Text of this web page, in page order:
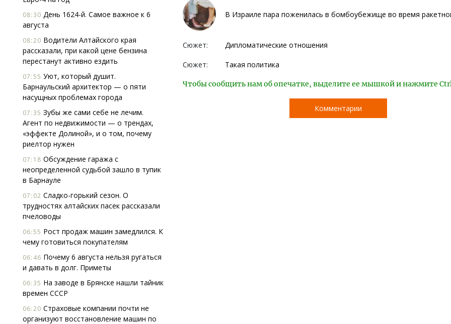
08:30 День 1624-й. Самое важное к 6
августа
08:20 Водители Алтайского края
рассказали, при какой цене бензина
перестанут активно ездить
07:55 Уют, который душит.
Барнаульский архитектор — о пяти
насущных проблемах города
07:35 Зубы же сами себе не лечим.
Агент по недвижимости — о трендах,
«эффекте Долиной», и о том, почему
риелтор нужен
07:18 Обсуждение гаража с
неопределенной судьбой зашло в тупик
в Барнауле
07:02 Сладко-горький сезон. О
трудностях алтайских пасек рассказали
пчеловоды
06:55 Рост продаж машин замедлился. К
чему готовиться покупателям
06:46 Почему 6 августа нельзя ругаться
и давать в долг. Приметы
06:35 На заводе в Брянске нашли тайник
времен СССР
06:20 Страховые компании почти не
организуют восстановление машин по
В Израиле пара поженилась в бомбоубежище во время
Сюжет: Дипломатические отношения
Сюжет: Такая политика
Чтобы сообщить нам об опечатке, выделите ее мышкой и нажмите
Комментарии